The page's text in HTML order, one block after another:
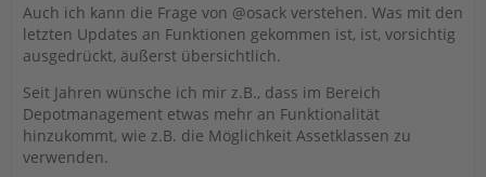
Auch ich kann die Frage von @osack verstehen. Was mit den
letzten Updates an Funktionen gekommen ist, ist, vorsichtig
ausgedrückt, äußerst übersichtlich.
Seit Jahren wünsche ich mir z.B., dass im Bereich
Depotmanagement etwas mehr an Funktionalität
hinzukommt, wie z.B. die Möglichkeit Assetklassen zu
verwenden.